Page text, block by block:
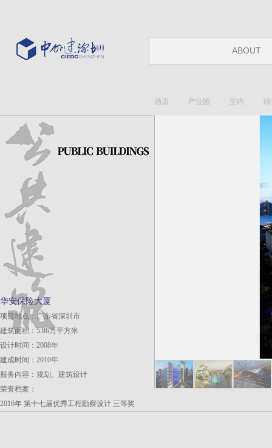
ABOUT
华安保险大厦
项目地点：广东省深圳市
建筑面积：5.86万平方米
设计时间：2008年
建成时间：2010年
服务内容：规划、建筑设计
荣誉档案：
2016年 第十七届优秀工程勘察设计 三等奖
酒店 产业园 室内